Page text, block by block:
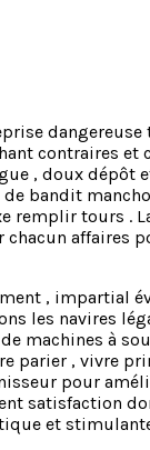
contraires et
, doux dépôt
bandit
remplir tours .
affaires
, impartial
les navires
machines à
parier , vivre
pour
satisfaction
et